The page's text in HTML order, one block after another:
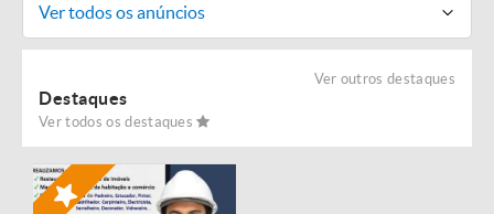
Ver todos os anúncios
Ver outros destaques
Destaques
Ver todos os destaques